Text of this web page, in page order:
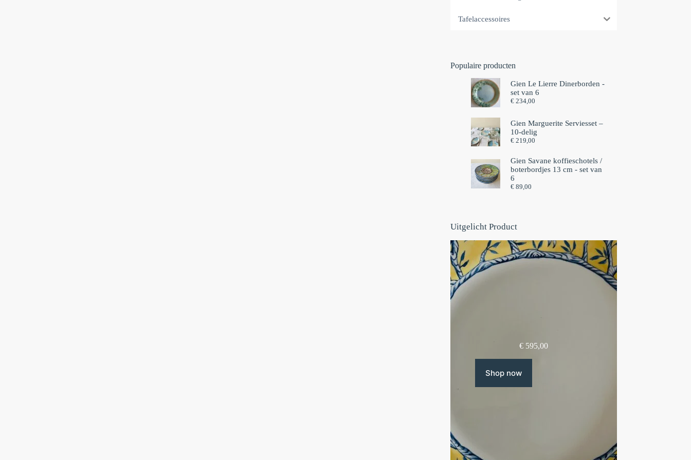
Tafelaccessoires
Populaire producten
Gien Le Lierre Dinerborden -
set van 6
€234,00
Gien Marguerite Serviesset –
10-delig
€219,00
Gien Savane koffieschotels /
boterbordjes 13 cm - set van
6⁠
€89,00
Uitgelicht Product
€ 595,00
Shop now